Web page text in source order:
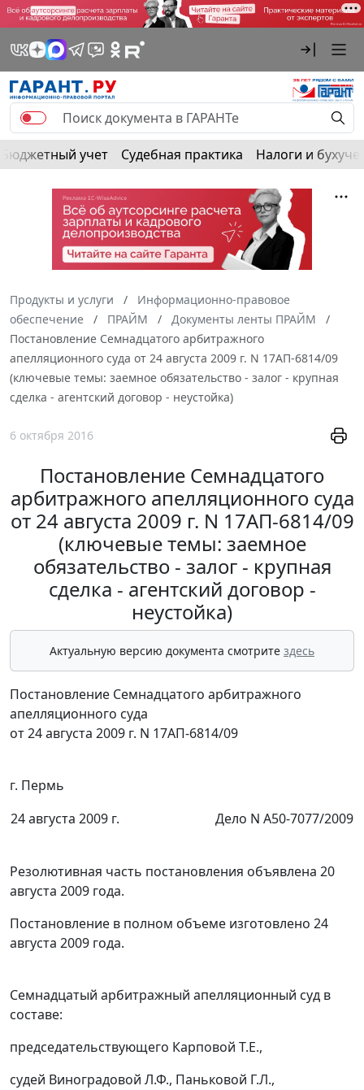
Бюджетный учет Судебная практика Налоги и
Продукты и услуги
Информационно-правовое
обеспечение
ПРАЙМ
Документы ленты ПРАЙМ
Постановление Семнадцатого арбитражного
апелляционного суда от 24 августа 2009 г. N 17АП-6814/09
(ключевые темы: заемное обязательство - залог - крупная
сделка - агентский договор - неустойка)
6 октября 2016
Постановление Семнадцатого
арбитражного апелляционного суда
от 24 августа 2009 г. N 17АП-6814/09
(ключевые темы: заемное
обязательство - залог - крупная
сделка - агентский договор -
неустойка)
Актуальную версию документа смотрите здесь
Постановление Семнадцатого арбитражного
апелляционного суда
от 24 августа 2009 г. N 17АП-6814/09
г. Пермь
24 августа 2009 г.
Дело N А50-7077/2009
Резолютивная часть постановления объявлена 20
августа 2009 года.
Постановление в полном объеме изготовлено 24
августа 2009 года.
Семнадцатый арбитражный апелляционный суд в
составе:
председательствующего Карповой Т.Е.,
судей Виноградовой Л.Ф., Паньковой Г.Л.,